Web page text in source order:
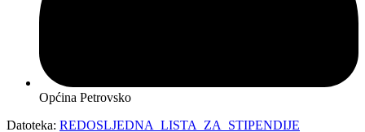
Općina Petrovsko
Datoteka: REDOSLJEDNA_LISTA_ZA_STIPENDIJE